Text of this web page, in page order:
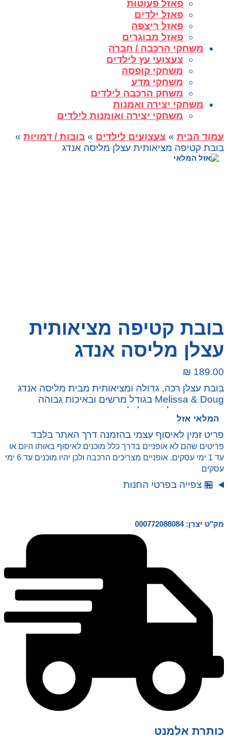
פאזל פעוטות
פאזל ילדים
פאזל ריצפה
פאזל מבוגרים
משחקי הרכבה / חברה
צעצועי עץ לילדים
משחקי קופסה
משחקי מדע
משחק הרכבה לילדים
משחקי יצירה ואמנות
משחקי יצירה ואומנות לילדים
עמוד הבית» צעצועים לילדים» בובות / דמויות»
בובת קטיפה מציאותית עצלן מליסה אנדג
בובת קטיפה מציאותית
עצלן מליסה אנדג
₪ 189.00
בובת עצלן רכה, גדולה ומציאותית מבית מליסה אנדג
Melissa & Doug בגודל מרשים ובאיכות גבוהה
שתכבוש את ליבם של ילדים ומבוגרים כאחד.
המלאי אזל
פריט זמין לאיסוף עצמי בהזמנה דרך האתר בלבד
פריטים שהם לא אופניים בדרך כלל מוכנים לאיסוף באותו היום או
עד 1 ימי עסקים. אופניים מצריכים הרכבה ולכן יהיו מוכנים עד 6 ימי
עסקים
🏪 צפייה בפרטי החנות
מק"ט יצרן: 000772088084
כותרת אלמנט